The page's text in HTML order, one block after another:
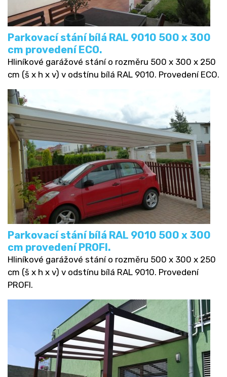
Parkovací stání bílá RAL 9010 500 x 300
cm provedení ECO.
Hliníkové garážové stání o rozměru 500 x 300 x 250
cm (š x h x v) v odstínu bílá RAL 9010. Provedení ECO.
Parkovací stání bílá RAL 9010 500 x 300
cm provedení PROFI.
Hliníkové garážové stání o rozměru 500 x 300 x 250
cm (š x h x v) v odstínu bílá RAL 9010. Provedení
PROFI.